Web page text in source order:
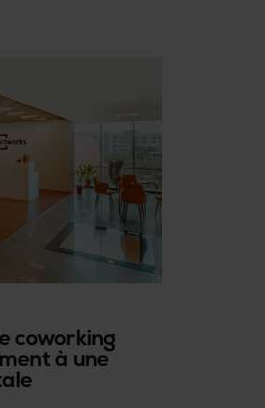
nombre
ce qui les
des
et des
Le CEO
sa vision.
coworking
à une